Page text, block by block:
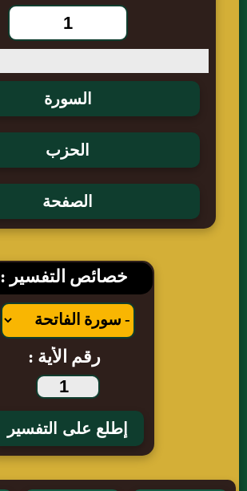
خصائص التفسير :
رقم الأية :